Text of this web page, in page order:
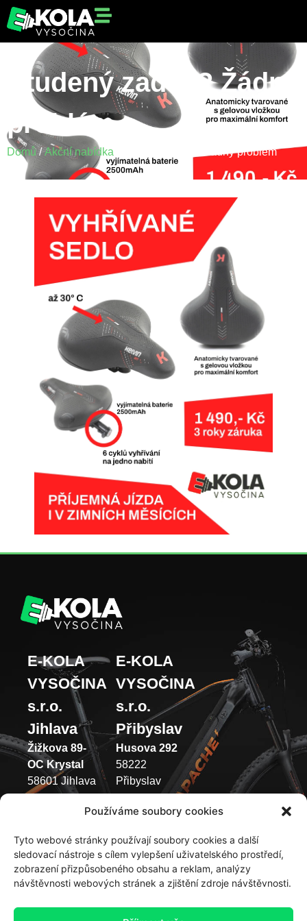
Používáme soubory cookies
Tyto webové stránky používají soubory cookies a další
sledovací nástroje s cílem vylepšení uživatelského prostředí,
zobrazení přizpůsobeného obsahu a reklam, analýzy
návštěvnosti webových stránek a zjištění zdroje návštěvnosti.
Studený zadek? Žádný
problém
Domů/Akční nabídka / Studený zadek? Žádný problém
E-KOLA
VYSOČINA
s.r.o.
Jihlava
Žižkova 89-
OC Krystal
58601 Jihlava
(+420) 733 371
Pondělí –
Pátek 9:00 –
12:00 | 13:00
E-KOLA
VYSOČINA
s.r.o.
Přibyslav
Husova 292
58222
Přibyslav
(+420) 737 433
Pondělí –
Pátek 9:00 –
12:00 | 13:00
Sobota: 9:00 –